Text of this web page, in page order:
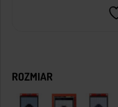
ROZMIAR